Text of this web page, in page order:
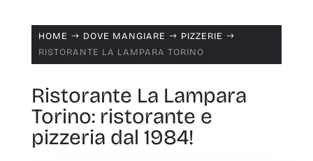
HOME $ DOVE MANGIARE $ PIZZERIE $
RISTORANTE LA LAMPARA TORINO
Ristorante La Lampara
Torino: ristorante e
pizzeria dal 1984!